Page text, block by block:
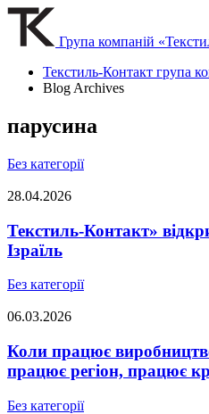
Група компаній
Текстиль-Контакт група
Blog Archives
парусина
Без категорії
28.04.2026
Текстиль-Контакт»
Ізраїль
Без категорії
06.03.2026
Коли працює
працює регіон, працює
Без категорії